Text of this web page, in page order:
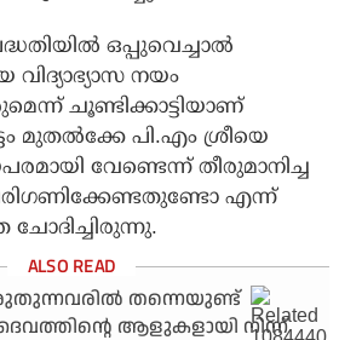
ഒപ്പുവെച്ചാല്‍
നയം
ചൂണ്ടിക്കാട്ടിയാണ്
മുതല്‍ക്കേ പി.എം ശ്രീയെ
വേണ്ടെന്ന് തീരുമാനിച്ച
എന്ന്
തന്നെയുണ്ട്
ആളുകളായി നിന്ന്